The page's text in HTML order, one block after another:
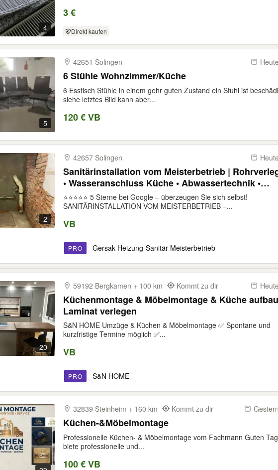
4
3 €
Direkt kaufen
5
42651 Solingen
6 Stühle Wohnzimmer/Küche
6 Esstisch Stühle in einem gehr guten Zustand ein Stuhl ist
siehe letztes Bild kann aber...
120 € VB
2
42657 Solingen
Sanitärinstallation vom Meisterbetrieb |
• Wasseranschluss Küche • Abwassertechnik •
Heizungsanschluss • Neubauinstallation • WC-
Anschluss • Hausanschluss • Leckageortung
⭐⭐⭐⭐⭐ 5 Sterne bei Google – überzeugen Sie sich selbst!
SANITÄRINSTALLATION VOM MEISTERBETRIEB –...
VB
PRO Gersak Heizung-Sanitär Meisterbetrieb
20
59192 Bergkamen + 100 km Kommt zu dir
Küchenmontage & Möbelmontage & Küche
Laminat verlegen
S&N HOME Umzüge & Küchen & Möbelmontage ✅ Spontane und
kurzfristige Termine möglich ✅...
VB
PRO S&N HOME
32839 Steinheim + 160 km Kommt zu dir
Küchen-&Möbelmontage
Professionelle Küchen- & Möbelmontage vom Fachmann Guten
biete professionelle und...
100 € VB